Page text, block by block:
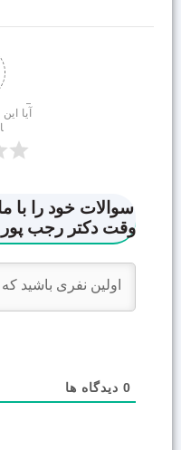
آیا
0 دیدگاه ها